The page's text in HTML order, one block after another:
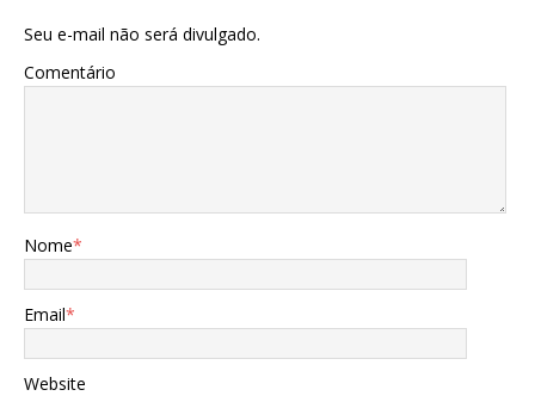
Seu e-mail não será divulgado.
Comentário
Nome*
Email*
Website